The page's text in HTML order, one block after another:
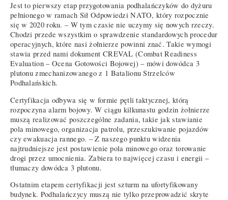
Jest to pierwszy etap przygotowania podhalańczyków do dyżuru
pełnionego w ramach Sił Odpowiedzi NATO, który rozpocznie
się w 2020 roku. – W tym czasie nie uczymy się nowych rzeczy.
Chodzi przede wszystkim o sprawdzenie standardowych procedur
operacyjnych, które nasi żołnierze powinni znać. Takie wymogi
stawia przed nami dokument CREVAL (Combat Readiness
Evaluation – Ocena Gotowości Bojowej) – mówi dowódca 3
plutonu zmechanizowanego z 1 Batalionu Strzelców
Podhalańskich.
Certyfikacja odbywa się w formie pętli taktycznej, którą
rozpoczyna alarm bojowy. W ciągu kilkunastu godzin żołnierze
muszą realizować poszczególne zadania, takie jak stawianie
pola minowego, organizacja patrolu, przeszukiwanie pojazdów
czy ewakuacja rannego. – Z naszego punktu widzenia
najtrudniejsze jest postawienie pola minowego oraz torowanie
drogi przez umocnienia. Zabiera to najwięcej czasu i energii –
tłumaczy dowódca 3 plutonu.
Ostatnim etapem certyfikacji jest szturm na ufortyfikowany
budynek. Podhalańczycy muszą nie tylko przeprowadzić skryte